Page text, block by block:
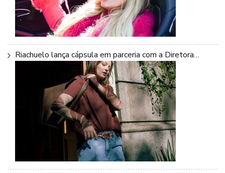
Riachuelo lança cápsula em parceria com a Diretora…